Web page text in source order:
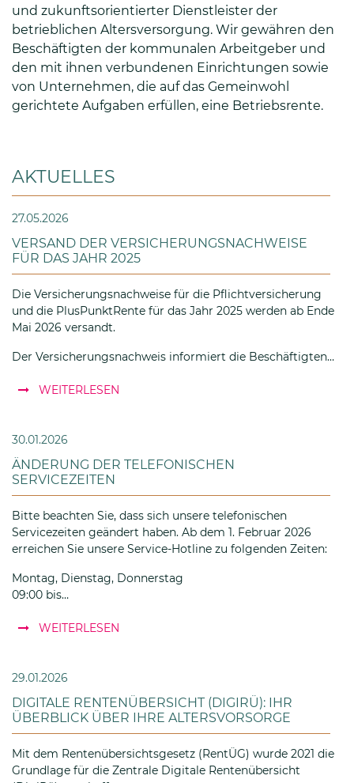
und zukunftsorientierter Dienstleister der
betrieblichen Altersversorgung. Wir gewähren den
Beschäftigten der kommunalen Arbeitgeber und
den mit ihnen verbundenen Einrichtungen sowie
von Unternehmen, die auf das Gemeinwohl
gerichtete Aufgaben erfüllen, eine Betriebsrente.
AKTUELLES
27.05.2026
VERSAND DER VERSICHERUNGSNACHWEISE
FÜR DAS JAHR 2025
Die Versicherungsnachweise für die Pflichtversicherung
und die PlusPunktRente für das Jahr 2025 werden ab Ende
Mai 2026 versandt.
Der Versicherungsnachweis informiert die Beschäftigten…
WEITERLESEN
30.01.2026
ÄNDERUNG DER TELEFONISCHEN
SERVICEZEITEN
Bitte beachten Sie, dass sich unsere telefonischen
Servicezeiten geändert haben. Ab dem 1. Februar 2026
erreichen Sie unsere Service-Hotline zu folgenden Zeiten:
Montag, Dienstag, Donnerstag
09:00 bis…
WEITERLESEN
29.01.2026
DIGITALE RENTENÜBERSICHT (DIGIRÜ): IHR
ÜBERBLICK ÜBER IHRE ALTERSVORSORGE
Mit dem Rentenübersichtsgesetz (RentÜG) wurde 2021 die
Grundlage für die Zentrale Digitale Rentenübersicht